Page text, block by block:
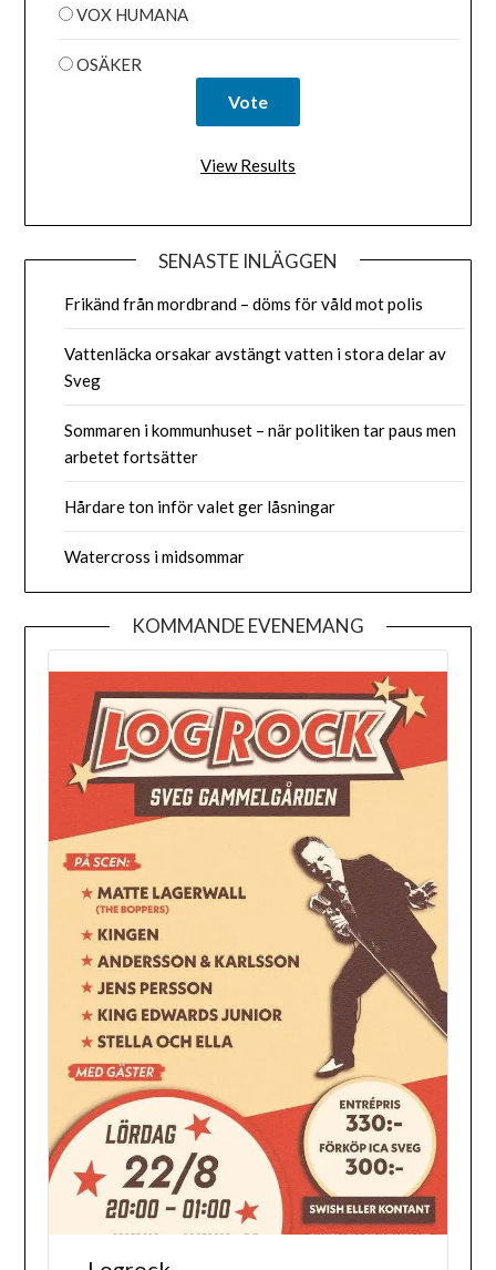
VOX HUMANA
OSÄKER
View Results
SENASTE INLÄGGEN
Frikänd från mordbrand – döms för våld mot polis
Vattenläcka orsakar avstängt vatten i stora delar av
Sveg
Sommaren i kommunhuset – när politiken tar paus men
arbetet fortsätter
Hårdare ton inför valet ger låsningar
Watercross i midsommar
KOMMANDE EVENEMANG